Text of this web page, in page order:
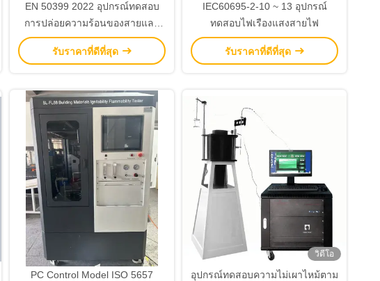
EN 50399 2022 อุปกรณ์ทดสอบ
การปล่อยความร้อนของสายและ
สายไฟ
รับราคาที่ดีที่สุด
IEC60695-2-10 ~ 13 อุปกรณ์
ทดสอบไฟเรืองแสงสายไฟ
รับราคาที่ดีที่สุด
PC Control Model ISO 5657
วิดีโอ
อุปกรณ์ทดสอบความไม่เผาไหม้ตาม